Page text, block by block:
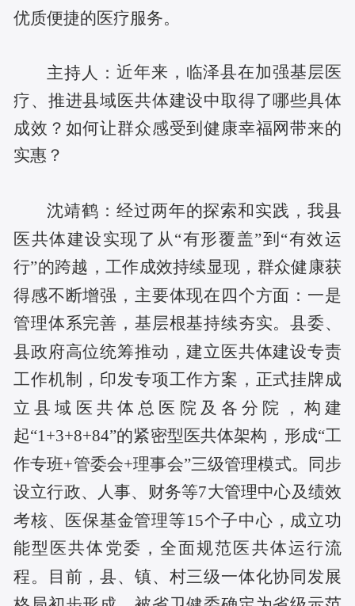
优质便捷的医疗服务。
主持人： 近年来 ，临泽县在加强基层医
疗、推进县域医共体建设中取得了哪些具体
成效？如何让群众感受到健康幸福网带来的
实惠？
沈靖鹤： 经过两年的探索和实践，我县
医共体建设实现了从 “有形覆盖”到“有效运
行”的跨越，工作成效持续显现，群众健康获
得感不断增强，主要体现在四个方面： 一是
管理体系完善，基层根基持续夯实。县委、
县政府高位统筹推动，建立医共体建设专责
工作机制，印发专项工作方案，正式挂牌成
立县域医共体总医院及各分院，构建
起“1+3+8+84”的紧密型医共体架构，形成“工
作专班+管委会+理事会”三级管理模式。同步
设立行政、人事、财务等7大管理中心及绩效
考核、医保基金管理等15个子中心，成立功
能型医共体党委，全面规范医共体运行流
程。目前，县、镇、村三级一体化协同发展